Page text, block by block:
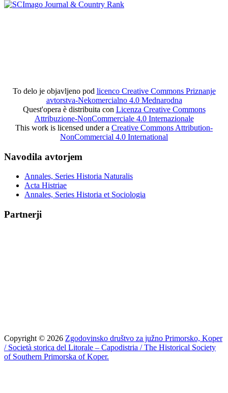
To delo je objavljeno pod licenco Creative Commons Priznanje
avtorstva-Nekomercialno 4.0 Mednarodna
Quest'opera è distribuita con Licenza Creative Commons
Attribuzione-NonCommerciale 4.0 Internazionale
This work is licensed under a Creative Commons Attribution-
NonCommercial 4.0 International
Navodila avtorjem
Annales, Series Historia Naturalis
Acta Histriae
Annales, Series Historia et Sociologia
Partnerji
Copyright © 2026 Zgodovinsko društvo za južno Primorsko, Koper
/ Società storica del Litorale – Capodistria / The Historical Society
of Southern Primorska of Koper.